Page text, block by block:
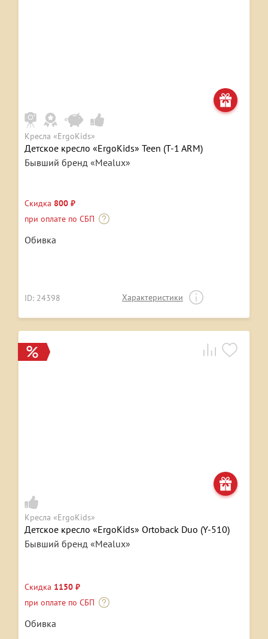
Кресла «ErgoKids»
Детское кресло «ErgoKids» Teen (T-1 ARM)
Бывший бренд «Mealux»
Скидка 800 ₽
при оплате по СБП
Обивка
ID: 24398 Характеристики
Кресла «ErgoKids»
Детское кресло «ErgoKids» Ortoback Duo (Y-510)
Бывший бренд «Mealux»
Скидка 1150 ₽
при оплате по СБП
Обивка